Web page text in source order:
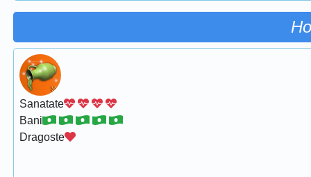
Sanatate
Bani
Dragoste